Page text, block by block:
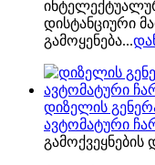
დისტანციური
გამოყენება...
დიზელის
ავტომატური
გამოქვეყნების